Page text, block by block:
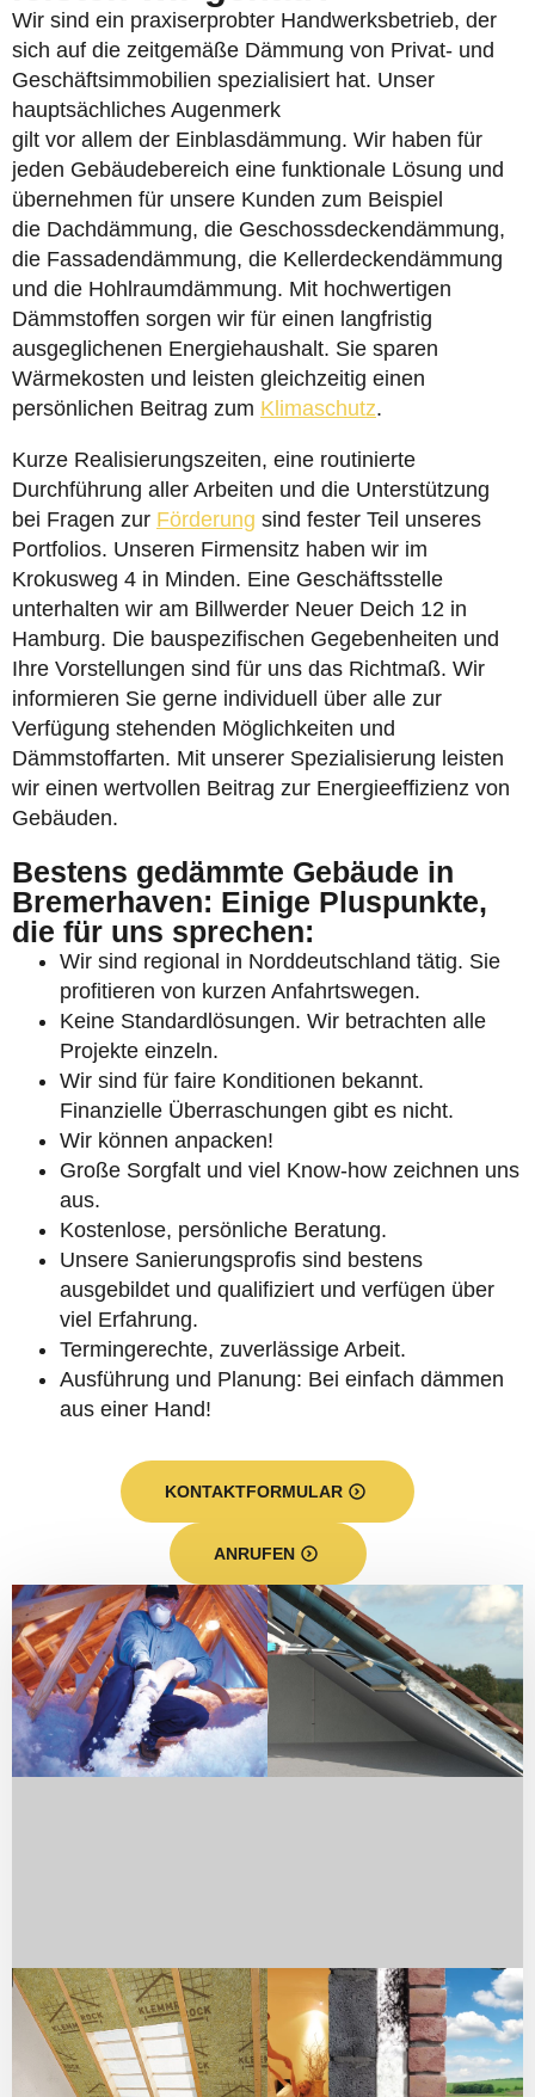
Wir sind ein praxiserprobter Handwerksbetrieb, der
sich auf die zeitgemäße Dämmung von Privat- und
Geschäftsimmobilien spezialisiert hat. Unser
hauptsächliches Augenmerk
gilt vor allem der Einblasdämmung. Wir haben für
jeden Gebäudebereich eine funktionale Lösung und
übernehmen für unsere Kunden zum Beispiel
die Dachdämmung, die Geschossdeckendämmung,
die Fassadendämmung, die Kellerdeckendämmung
und die Hohlraumdämmung. Mit hochwertigen
Dämmstoffen sorgen wir für einen langfristig
ausgeglichenen Energiehaushalt. Sie sparen
Wärmekosten und leisten gleichzeitig einen
persönlichen Beitrag zum Klimaschutz.
Kurze Realisierungszeiten, eine routinierte
Durchführung aller Arbeiten und die Unterstützung
bei Fragen zur Förderung sind fester Teil unseres
Portfolios. Unseren Firmensitz haben wir im
Krokusweg 4 in Minden. Eine Geschäftsstelle
unterhalten wir am Billwerder Neuer Deich 12 in
Hamburg. Die bauspezifischen Gegebenheiten und
Ihre Vorstellungen sind für uns das Richtmaß. Wir
informieren Sie gerne individuell über alle zur
Verfügung stehenden Möglichkeiten und
Dämmstoffarten. Mit unserer Spezialisierung leisten
wir einen wertvollen Beitrag zur Energieeffizienz von
Gebäuden.
Bestens gedämmte Gebäude in
Bremerhaven: Einige Pluspunkte,
die für uns sprechen:
Wir sind regional in Norddeutschland tätig. Sie
profitieren von kurzen Anfahrtswegen.
Keine Standardlösungen. Wir betrachten alle
Projekte einzeln.
Wir sind für faire Konditionen bekannt.
Finanzielle Überraschungen gibt es nicht.
Wir können anpacken!
Große Sorgfalt und viel Know-how zeichnen uns
aus.
Kostenlose, persönliche Beratung.
Unsere Sanierungsprofis sind bestens
ausgebildet und qualifiziert und verfügen über
viel Erfahrung.
Termingerechte, zuverlässige Arbeit.
Ausführung und Planung: Bei einfach dämmen
aus einer Hand!
KONTAKTFORMULAR
ANRUFEN